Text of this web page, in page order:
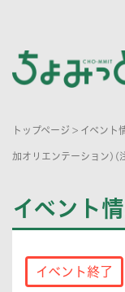
トップページ > イベント
加オリエンテーション)(
イベント
イベント終了